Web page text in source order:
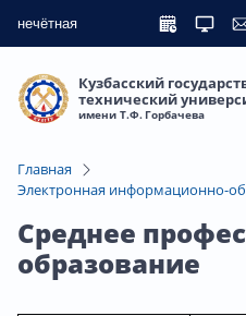
нечётная
Кузбасский
технический
имени Т.Ф. Горбачева
Главная
Электронная информационно-
Среднее
образование